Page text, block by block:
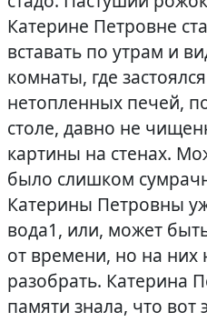
Катерине Петровне
вставать по утрам и
комнаты, где
нетопленных печей,
столе, давно не
картины на стенах.
было слишком
Катерины Петровны
вода1, или, может
от времени, но на них
разобрать. Катерина
памяти знала, что вот